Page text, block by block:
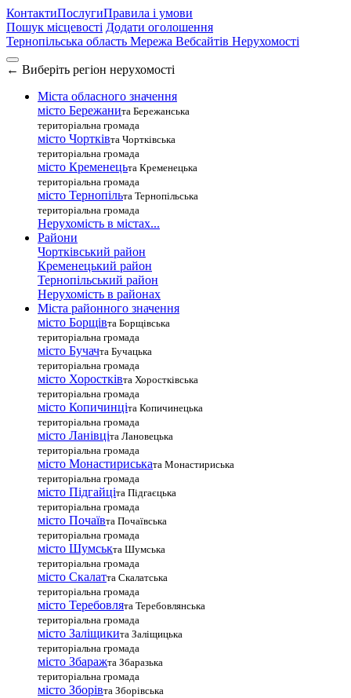
КонтактиПослугиПравила і умови
Пошук місцевості Додати оголошення
Тернопільська область Мережа Вебсайтів Нерухомості
← Виберіть регіон нерухомості
Міста обласного значення
місто Бережанита Бережанська
територіальна громада
місто Чортківта Чортківська
територіальна громада
місто Кременецьта Кременецька
територіальна громада
місто Тернопільта Тернопільська
територіальна громада
Нерухомість в містах...
Райони
Чортківський район
Кременецький район
Тернопільський район
Нерухомість в районах
Міста районного значення
місто Борщівта Борщівська
територіальна громада
місто Бучачта Бучацька
територіальна громада
місто Хоростківта Хоростківська
територіальна громада
місто Копичинціта Копичинецька
територіальна громада
місто Ланівціта Лановецька
територіальна громада
місто Монастириськата Монастириська
територіальна громада
місто Підгайціта Підгаєцька
територіальна громада
місто Почаївта Почаївська
територіальна громада
місто Шумськта Шумська
територіальна громада
місто Скалатта Скалатська
територіальна громада
місто Теребовлята Теребовлянська
територіальна громада
місто Залiщикита Заліщицька
територіальна громада
місто Збаражта Збаразька
територіальна громада
місто Зборівта Зборівська